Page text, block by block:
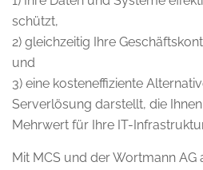
schützt,
2) gleichzeitig Ihre
und
3) eine kosteneffiziente
Serverlösung darstellt, die
Mehrwert für Ihre IT-
Mit MCS und der Wortmann